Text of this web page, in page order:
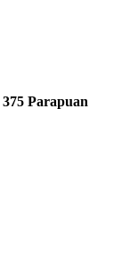
375 Parapuan